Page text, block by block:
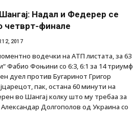
Надал и Федерер се
четврт-финале
12, 2017
водечки на АТП листата, за 63
Фабио Фоњини со 6:3, 6:1 за 14 триумф
дуел против Бугаринот Григор
пак, остана 60 минути на
во Шангај колку што му требаа за
Долгополов од Украина со